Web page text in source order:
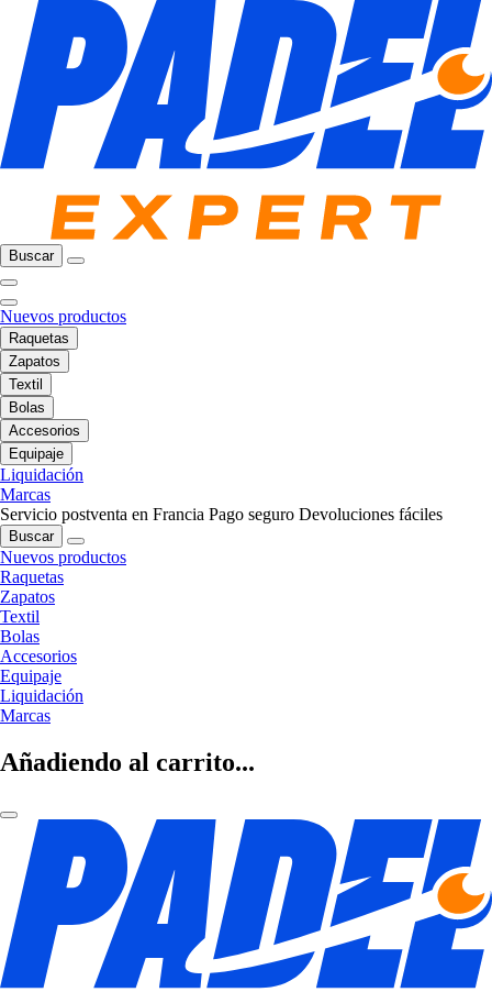
Buscar
Nuevos productos
Raquetas
Zapatos
Textil
Bolas
Accesorios
Equipaje
Liquidación
Marcas
Servicio postventa en Francia Pago seguro Devoluciones fáciles
Buscar
Nuevos productos
Raquetas
Zapatos
Textil
Bolas
Accesorios
Equipaje
Liquidación
Marcas
Añadiendo al carrito...